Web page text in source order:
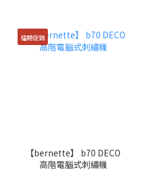
檔期促銷
【bernette】 b70 DECO
高階電腦式刺繡機